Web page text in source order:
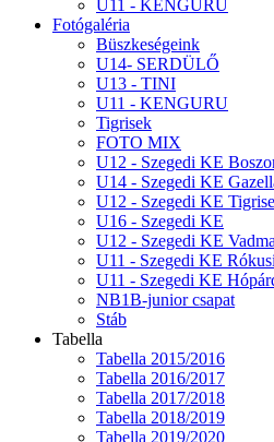
U11 - KENGURU
Fotógaléria
Büszkeségeink
U14- SERDÜLŐ
U13 - TINI
U11 - KENGURU
Tigrisek
FOTO MIX
U12 - Szegedi KE
U14 - Szegedi KE
U12 - Szegedi KE
U16 - Szegedi KE
U12 - Szegedi KE
U11 - Szegedi KE
U11 - Szegedi KE
NB1B-junior csapat
Stáb
Tabella
Tabella 2015/2016
Tabella 2016/2017
Tabella 2017/2018
Tabella 2018/2019
Tabella 2019/2020